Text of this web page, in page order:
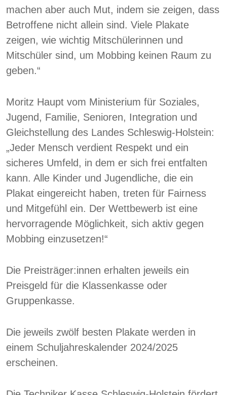
machen aber auch Mut, indem sie zeigen, dass
Betroffene nicht allein sind. Viele Plakate
zeigen, wie wichtig Mitschülerinnen und
Mitschüler sind, um Mobbing keinen Raum zu
geben.“
Moritz Haupt vom Ministerium für Soziales,
Jugend, Familie, Senioren, Integration und
Gleichstellung des Landes Schleswig-Holstein:
„Jeder Mensch verdient Respekt und ein
sicheres Umfeld, in dem er sich frei entfalten
kann. Alle Kinder und Jugendliche, die ein
Plakat eingereicht haben, treten für Fairness
und Mitgefühl ein. Der Wettbewerb ist eine
hervorragende Möglichkeit, sich aktiv gegen
Mobbing einzusetzen!“
Die Preisträger:innen erhalten jeweils ein
Preisgeld für die Klassenkasse oder
Gruppenkasse.
Die jeweils zwölf besten Plakate werden in
einem Schuljahreskalender 2024/2025
erscheinen.